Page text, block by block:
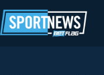
al
contenuto